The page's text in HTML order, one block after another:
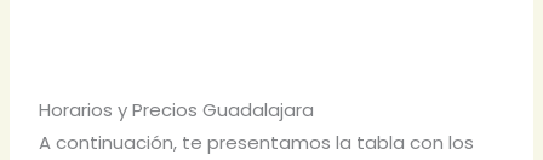
Horarios y Precios Guadalajara
A continuación, te presentamos la tabla con los